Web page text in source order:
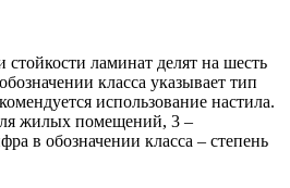
стойкости ламинат делят на шесть
класса указывает тип
использование настила.
жилых помещений, 3 –
в обозначении класса – степень